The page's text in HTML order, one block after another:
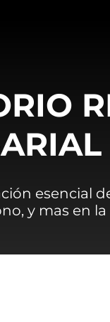
esencial
y mas en